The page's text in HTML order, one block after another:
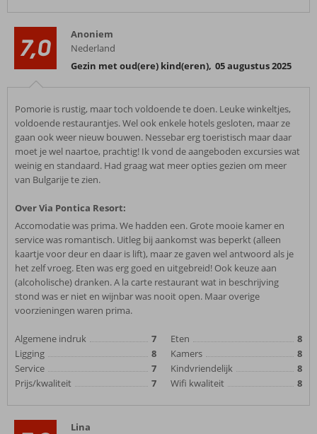
7,0
Anoniem
Nederland
Gezin met oud(ere) kind(eren), 05 augustus 2025
Pomorie is rustig, maar toch voldoende te doen. Leuke winkeltjes,
voldoende restaurantjes. Wel ook enkele hotels gesloten, maar ze
gaan ook weer nieuw bouwen. Nessebar erg toeristisch maar daar
moet je wel naartoe, prachtig! Ik vond de aangeboden excursies wat
weinig en standaard. Had graag wat meer opties gezien om meer
van Bulgarije te zien.
Over Via Pontica Resort:
Accomodatie was prima. We hadden een. Grote mooie kamer en
service was romantisch. Uitleg bij aankomst was beperkt (alleen
kaartje voor deur en daar is lift), maar ze gaven wel antwoord als je
het zelf vroeg. Eten was erg goed en uitgebreid! Ook keuze aan
(alcoholische) dranken. A la carte restaurant wat in beschrijving
stond was er niet en wijnbar was nooit open. Maar overige
voorzieningen waren prima.
Algemene indruk
7
Ligging
8
Service
7
Prijs/kwaliteit
7
Eten
8
Kamers
8
Kindvriendelijk
8
Wifi kwaliteit
8
Lina